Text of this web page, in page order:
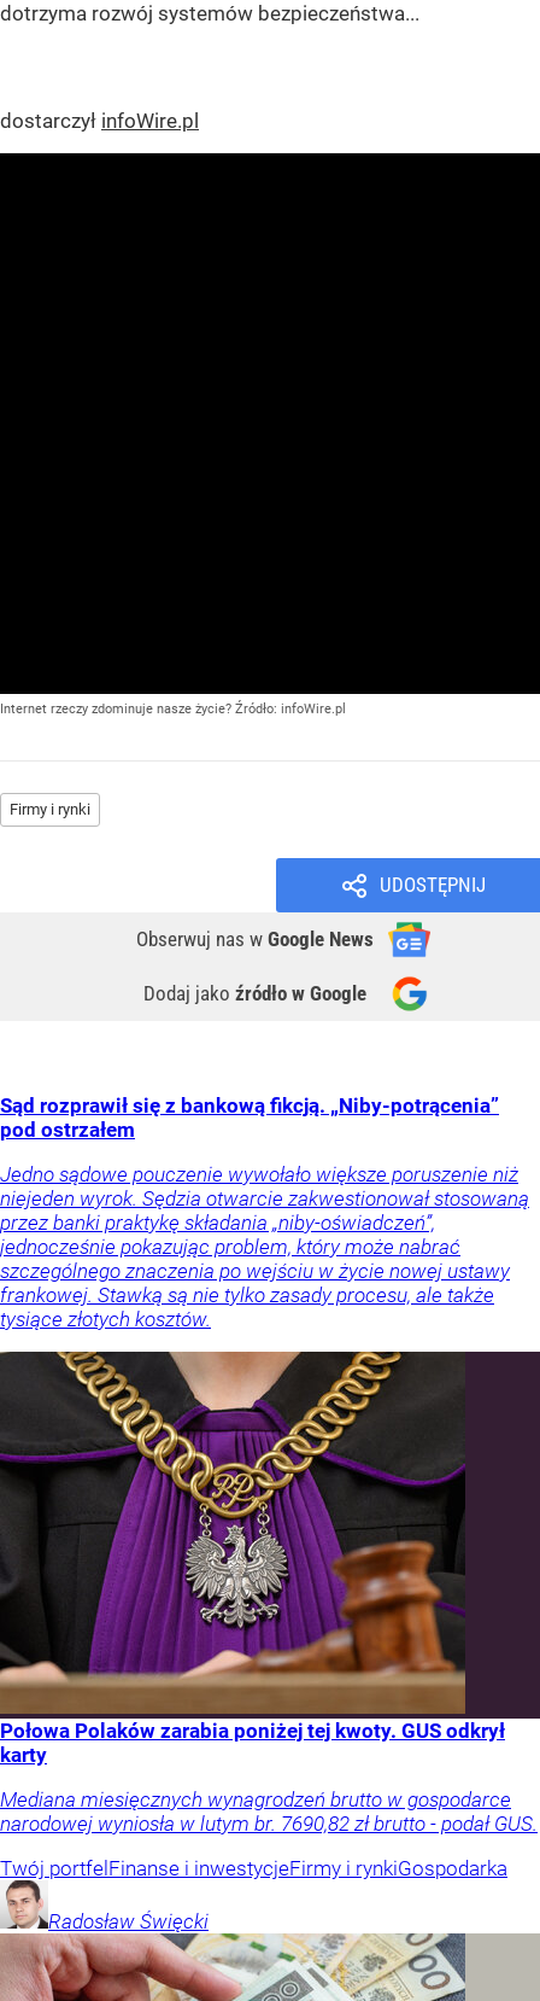
dotrzyma rozwój systemów bezpieczeństwa...
dostarczył infoWire.pl
Internet rzeczy zdominuje nasze życie? Źródło: infoWire.pl
Firmy i rynki
UDOSTĘPNIJ
Obserwuj nas w Google News
Dodaj jako źródło w Google
Sąd rozprawił się z bankową fikcją. „Niby-potrącenia”
pod ostrzałem
Jedno sądowe pouczenie wywołało większe poruszenie niż
niejeden wyrok. Sędzia otwarcie zakwestionował stosowaną
przez banki praktykę składania „niby-oświadczeń”,
jednocześnie pokazując problem, który może nabrać
szczególnego znaczenia po wejściu w życie nowej ustawy
frankowej. Stawką są nie tylko zasady procesu, ale także
tysiące złotych kosztów.
Połowa Polaków zarabia poniżej tej kwoty. GUS odkrył
karty
Mediana miesięcznych wynagrodzeń brutto w gospodarce
narodowej wyniosła w lutym br. 7690,82 zł brutto - podał GUS.
Twój portfel Finanse i inwestycjeFirmy i rynkiGospodarka
Radosław Święcki